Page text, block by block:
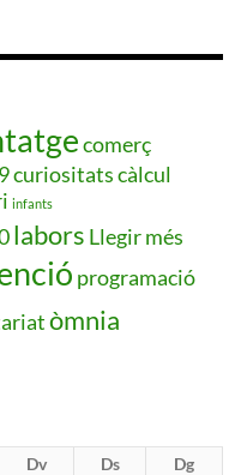
comerç
curiositatscàlcul
infants
labors Llegir més
programació
òmnia
Dv Ds
Dg